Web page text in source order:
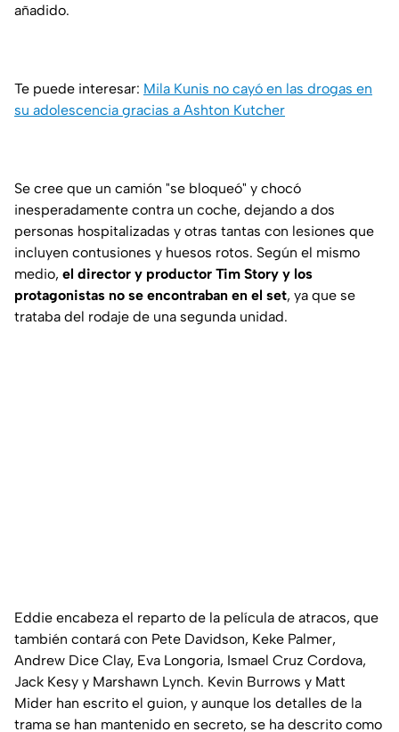
añadido.
Te puede interesar: Mila Kunis no cayó en las drogas en
su adolescencia gracias a Ashton Kutcher
Se cree que un camión "se bloqueó" y chocó
inesperadamente contra un coche, dejando a dos
personas hospitalizadas y otras tantas con lesiones que
incluyen contusiones y huesos rotos. Según el mismo
medio, el director y productor Tim Story y los
protagonistas no se encontraban en el set, ya que se
trataba del rodaje de una segunda unidad.
Eddie encabeza el reparto de la película de atracos, que
también contará con Pete Davidson, Keke Palmer,
Andrew Dice Clay, Eva Longoria, Ismael Cruz Cordova,
Jack Kesy y Marshawn Lynch. Kevin Burrows y Matt
Mider han escrito el guion, y aunque los detalles de la
trama se han mantenido en secreto, se ha descrito como